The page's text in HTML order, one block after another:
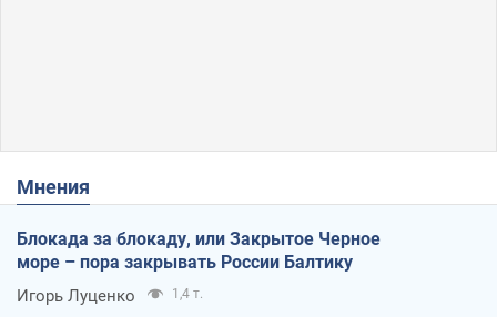
Мнения
Блокада за блокаду, или Закрытое Черное
море – пора закрывать России Балтику
Игорь Луценко 1,4 т.